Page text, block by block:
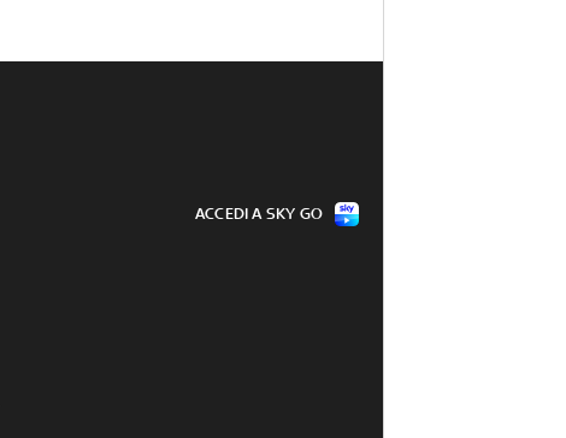
ACCEDI A SKY GO